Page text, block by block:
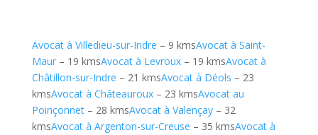
Avocat à Villedieu-sur-Indre – 9 kmsAvocat à Saint-
Maur– 19 kmsAvocat à Levroux– 19 kmsAvocat à
Châtillon-sur-Indre – 21 kmsAvocat à Déols – 23
kmsAvocat à Châteauroux– 23 kmsAvocat au
Poinçonnet– 28 kmsAvocat à Valençay– 32
kmsAvocat à Argenton-sur-Creuse – 35 kmsAvocat à